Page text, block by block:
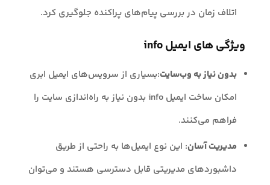
اتلاف زمان در بررسی پیام‌های پراکنده جلوگیری کرد.
ویژگی های ایمیل info
بدون نیاز به وب‌سایت:بسیاری از سرویس‌های ایمیل ابری
امکان ساخت ایمیل info بدون نیاز به راه‌اندازی سایت را
فراهم می‌کنند.
مدیریت آسان: این نوع ایمیل‌ها به راحتی از طریق
داشبوردهای مدیریتی قابل دسترسی هستند و می‌توان